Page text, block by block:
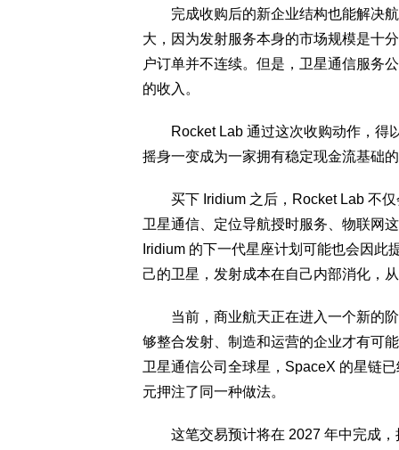
完成收购后的新企业结构也能解决航
大，因为发射服务本身的市场规模是十
户订单并不连续。但是，卫星通信服务
的收入。
Rocket Lab 通过这次收购动作，得
摇身一变成为一家拥有稳定现金流基础
买下 Iridium 之后，Rocket Lab 不仅
卫星通信、定位导航授时服务、物联网
Iridium 的下一代星座计划可能也会因
己的卫星，发射成本在自己内部消化，
当前，商业航天正在进入一个新的阶
够整合发射、制造和运营的企业才有可
卫星通信公司全球星，SpaceX 的星链
元押注了同一种做法。
这笔交易预计将在 2027 年中完成，